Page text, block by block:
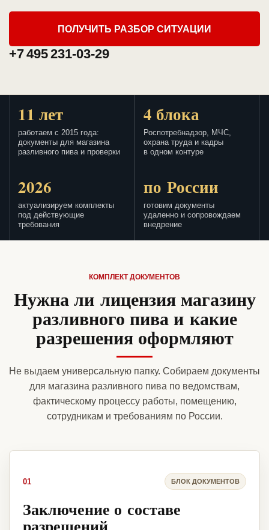
ПОЛУЧИТЬ РАЗБОР СИТУАЦИИ
+7 495 231-03-29
11 лет
работаем с 2015 года:
документы для магазина
разливного пива и проверки
4 блока
Роспотребнадзор, МЧС,
охрана труда и кадры
в одном контуре
2026
актуализируем комплекты
под действующие
требования
по России
готовим документы
удаленно и сопровождаем
внедрение
КОМПЛЕКТ ДОКУМЕНТОВ
Нужна ли лицензия магазину
разливного пива и какие
разрешения оформляют
Не выдаем универсальную папку. Собираем документы
для магазина разливного пива по ведомствам,
фактическому процессу работы, помещению,
сотрудникам и требованиям по России.
01 БЛОК ДОКУМЕНТОВ
Заключение о составе